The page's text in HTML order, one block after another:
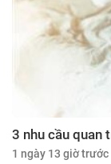
3 nhu cầu quan
1 ngày 13 giờ trước